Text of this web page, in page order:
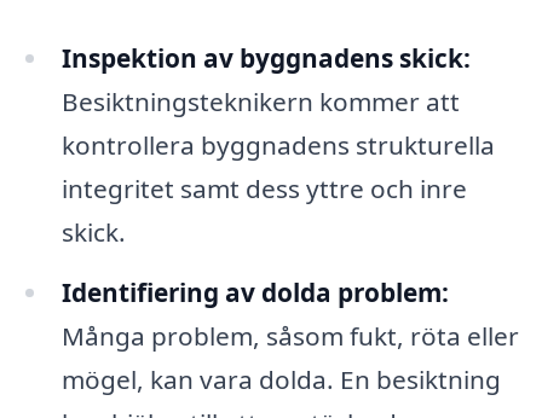
Inspektion av byggnadens skick:
Besiktningsteknikern kommer att
kontrollera byggnadens strukturella
integritet samt dess yttre och inre
skick.
Identifiering av dolda problem:
Många problem, såsom fukt, röta eller
mögel, kan vara dolda. En besiktning